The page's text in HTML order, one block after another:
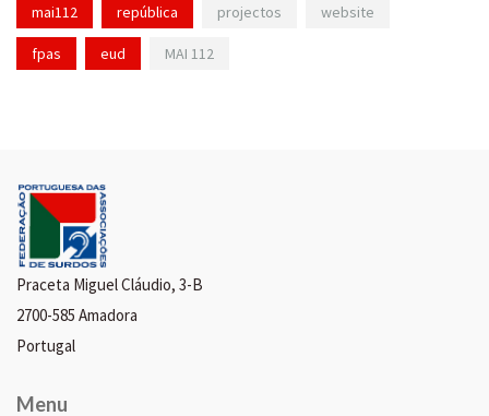
mai112 república projectos website
fpas eud MAI 112
Praceta Miguel Cláudio, 3-B
2700-585 Amadora
Portugal
Menu